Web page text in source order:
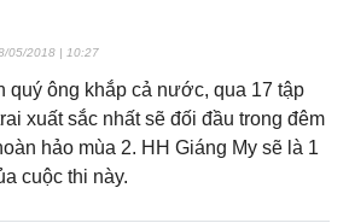
05/2018 | 10:27
quý ông khắp cả nước, qua 17 tập
xuất sắc nhất sẽ đối đầu trong đêm
hảo mùa 2. HH Giáng My sẽ là 1
cuộc thi này.